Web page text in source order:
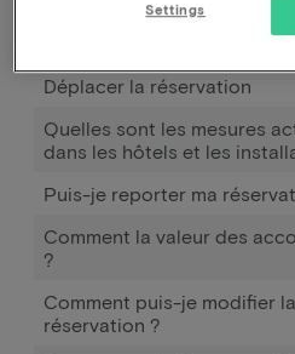
J'ai réservé et payé, mais je
Déplacer la réservation
Quelles sont les mesures
dans les hôtels et les
Puis-je reporter ma
Comment la valeur des
?
Comment puis-je modifier
réservation ?
Settings